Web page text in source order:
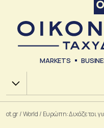
MARKETS
Χ.Α.
ot.gr/World / Ευρώπη: Διχάζεται